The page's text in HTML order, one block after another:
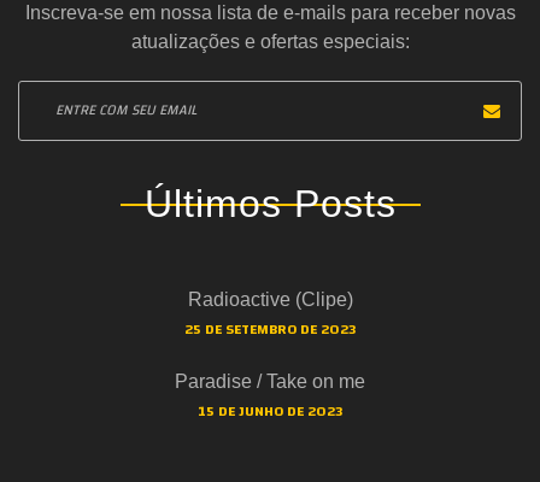
Inscreva-se em nossa lista de e-mails para receber novas
atualizações e ofertas especiais:
Últimos Posts
Radioactive (Clipe)
25 DE SETEMBRO DE 2023
Paradise / Take on me
15 DE JUNHO DE 2023